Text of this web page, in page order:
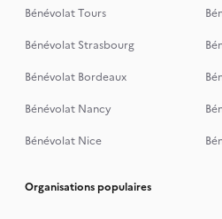
Bénévolat Tours
Bénévolat Strasbourg
Bénévolat Bordeaux
Bénévolat Nancy
Bénévolat Nice
Organisations populaires